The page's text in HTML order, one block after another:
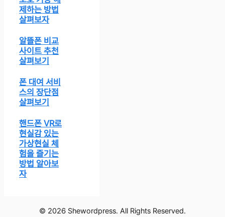
제하는 방법
살펴보자
알뜰폰 비교
사이트 추천
살펴보기
폰 대여 서비
스의 장단점
살펴보기
핸드폰 VR로
현실감 있는
가상현실 체
험을 즐기는
방법 알아보
자
© 2026 Shewordpress. All Rights Reserved.